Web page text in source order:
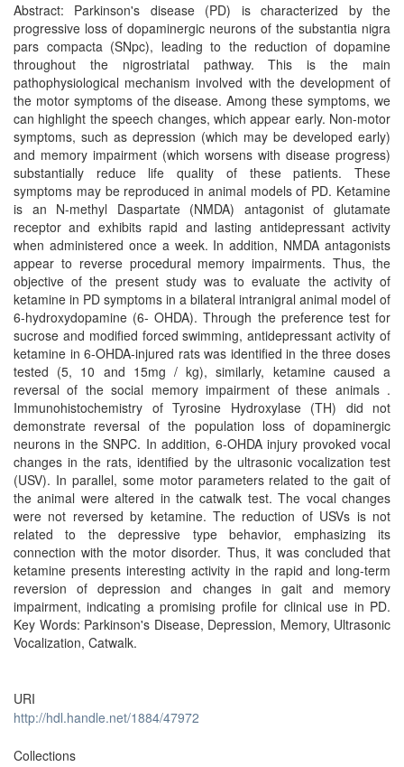
Abstract: Parkinson's disease (PD) is characterized by the
progressive loss of dopaminergic neurons of the substantia nigra
pars compacta (SNpc), leading to the reduction of dopamine
throughout the nigrostriatal pathway. This is the main
pathophysiological mechanism involved with the development of
the motor symptoms of the disease. Among these symptoms, we
can highlight the speech changes, which appear early. Non-motor
symptoms, such as depression (which may be developed early)
and memory impairment (which worsens with disease progress)
substantially reduce life quality of these patients. These
symptoms may be reproduced in animal models of PD. Ketamine
is an N-methyl Daspartate (NMDA) antagonist of glutamate
receptor and exhibits rapid and lasting antidepressant activity
when administered once a week. In addition, NMDA antagonists
appear to reverse procedural memory impairments. Thus, the
objective of the present study was to evaluate the activity of
ketamine in PD symptoms in a bilateral intranigral animal model of
6-hydroxydopamine (6- OHDA). Through the preference test for
sucrose and modified forced swimming, antidepressant activity of
ketamine in 6-OHDA-injured rats was identified in the three doses
tested (5, 10 and 15mg / kg), similarly, ketamine caused a
reversal of the social memory impairment of these animals .
Immunohistochemistry of Tyrosine Hydroxylase (TH) did not
demonstrate reversal of the population loss of dopaminergic
neurons in the SNPC. In addition, 6-OHDA injury provoked vocal
changes in the rats, identified by the ultrasonic vocalization test
(USV). In parallel, some motor parameters related to the gait of
the animal were altered in the catwalk test. The vocal changes
were not reversed by ketamine. The reduction of USVs is not
related to the depressive type behavior, emphasizing its
connection with the motor disorder. Thus, it was concluded that
ketamine presents interesting activity in the rapid and long-term
reversion of depression and changes in gait and memory
impairment, indicating a promising profile for clinical use in PD.
Key Words: Parkinson's Disease, Depression, Memory, Ultrasonic
Vocalization, Catwalk.
URI
http://hdl.handle.net/1884/47972
Collections